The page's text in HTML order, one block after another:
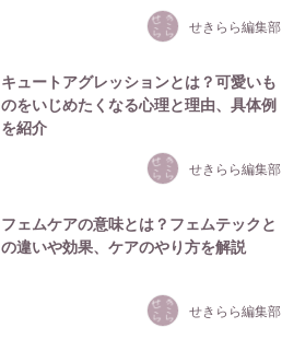
せきらら編集部
キュートアグレッションとは？可愛いも
のをいじめたくなる心理と理由、具体例
を紹介
せきらら編集部
フェムケアの意味とは？フェムテックと
の違いや効果、ケアのやり方を解説
せきらら編集部